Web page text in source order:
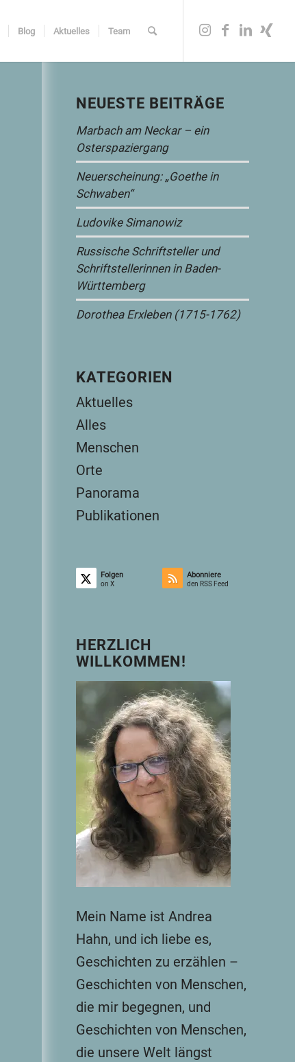
Blog Aktuelles Team
NEUESTE BEITRÄGE
Marbach am Neckar – ein
Osterspaziergang
Neuerscheinung: „Goethe in
Schwaben“
Ludovike Simanowiz
Russische Schriftsteller und
Schriftstellerinnen in Baden-
Württemberg
Dorothea Erxleben (1715-1762)
KATEGORIEN
Aktuelles
Alles
Menschen
Orte
Panorama
Publikationen
Folgen
on X
Abonniere
den RSS Feed
HERZLICH
WILLKOMMEN!
Mein Name ist Andrea
Hahn, und ich liebe es,
Geschichten zu erzählen –
Geschichten von Menschen,
die mir begegnen, und
Geschichten von Menschen,
die unsere Welt längst